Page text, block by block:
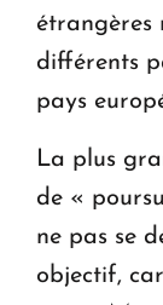
étrangères
différents
pays
La plus
de «
ne pas se
objectif,